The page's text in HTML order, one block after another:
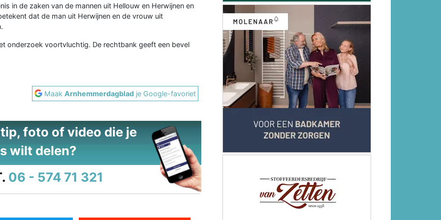
in de zaken van de mannen uit Hellouw en Herwijnen en
dat de man uit Herwijnen en de vrouw uit
onderzoek voortvluchtig. De rechtbank geeft een bevel
MaakArnhemmerdagblad je Google-favoriet
foto of video die je
wilt delen?
06 - 574 71 321